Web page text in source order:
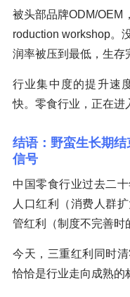
被头部品牌ODM/OEM
roduction workshop。
润率被压到最低，生存
行业集中度的提升速
快。零食行业，正在进
结语：野蛮生长期
信号
中国零食行业过去二
人口红利（消费人群
管红利（制度不完善时
今天，三重红利同时
恰恰是行业走向成熟的